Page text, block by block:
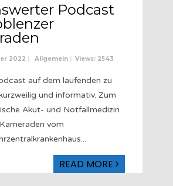
Podcast
2022 | Allgemein | Views: 2543
auf dem laufenden zu
und informativ. Zum
Akut- und Notfallmedizin
vom
...
READ MORE